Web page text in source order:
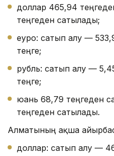
доллар 465,94
теңгеден сатылады;
еуро: сатып алу —
теңге;
рубль: сатып алу —
теңге;
юань 68,79 теңгеден
теңгеден сатылады.
Алматының ақша
доллар: сатып алу —